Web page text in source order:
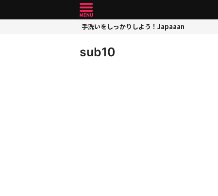
手洗いをしっかりしよう！Japaaan
sub10